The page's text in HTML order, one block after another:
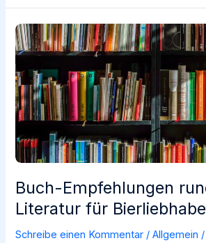
&
Leo
im
Experten-
Test
Buch-Empfehlungen
Literatur für
Schreibe einen Kommentar /Allgemein /